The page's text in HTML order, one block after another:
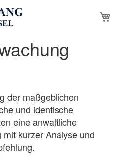
der maßgeblichen
und identische
eine anwaltliche
kurzer Analyse und